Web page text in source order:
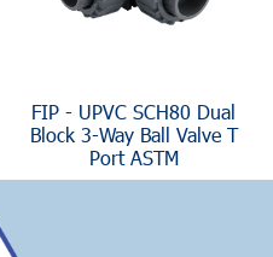
FIP - UPVC SCH80 Dual
Block 3-Way Ball Valve T
Port ASTM